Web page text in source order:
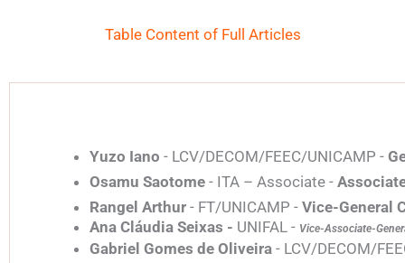
Table Content of Full Articles
Yuzo Iano - LCV/DECOM/FEEC/UNICAMP -
Osamu Saotome - ITA – Associate -
Rangel Arthur - FT/UNICAMP - Vice-General
Ana Cláudia Seixas - UNIFAL - Vice-Associate-
Gabriel Gomes de Oliveira - LCV/DECOM/